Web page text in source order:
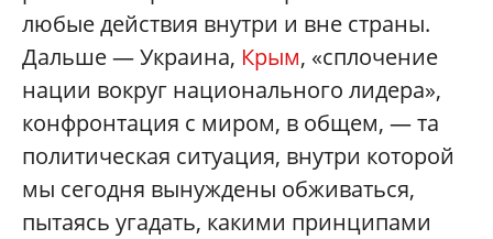
любые действия внутри и вне страны.
Дальше — Украина, Крым, «сплочение
нации вокруг национального лидера»,
конфронтация с миром, в общем, — та
политическая ситуация, внутри которой
мы сегодня вынуждены обживаться,
пытаясь угадать, какими принципами